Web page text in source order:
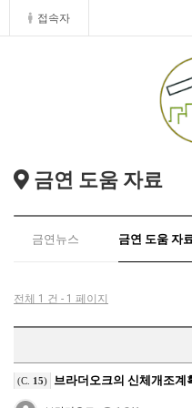
접속자
금연 도움 자료
금연뉴스 금연 도움 자
전체 1 건 - 1 페이지
(C. 15) 브라더오크의 신체개조계